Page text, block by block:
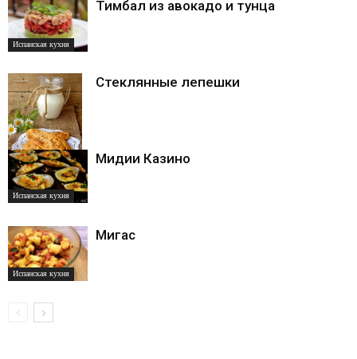
Испанская кухня
Тимбал из авокадо и тунца
Испанская кухня
Стеклянные лепешки
Испанская кухня
Мидии Казино
Испанская кухня
Мигас